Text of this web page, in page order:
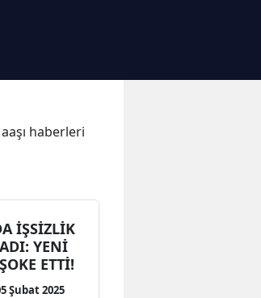
haberleri
İŞSİZLİK
YENİ
ETTİ!
Şubat 2025